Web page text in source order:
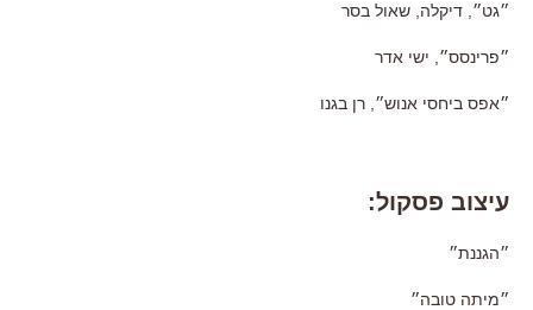
״גט״, דיקלה, שאול בסר
״פרינסס״, ישי אדר
״אפס ביחסי אנוש״, רן בגנו
עיצוב פסקול:
״הגננת״
״מיתה טובה״